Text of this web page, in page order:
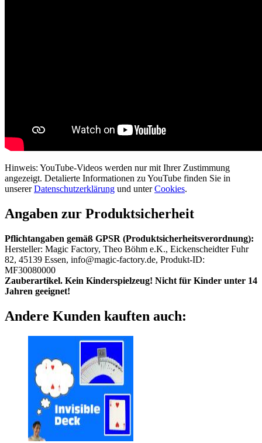
Hinweis: YouTube-Videos werden nur mit Ihrer Zustimmung
angezeigt. Detalierte Informationen zu YouTube finden Sie in
unsererDatenschutzerklärung und unterCookies.
Angaben zur Produktsicherheit
Pflichtangaben gemäß GPSR (Produktsicherheitsverordnung):
Hersteller: Magic Factory, Theo Böhm e.K., Eickenscheidter Fuhr
82, 45139 Essen, info@magic-factory.de, Produkt-ID:
MF30080000
Zauberartikel. Kein Kinderspielzeug! Nicht für Kinder unter 14
Jahren geeignet!
Andere Kunden kauften auch: